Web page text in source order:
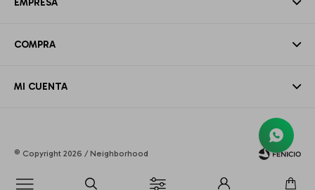

EMPRESA
COMPRA
MI CUENTA
© Copyright 2026 / Neighborhood